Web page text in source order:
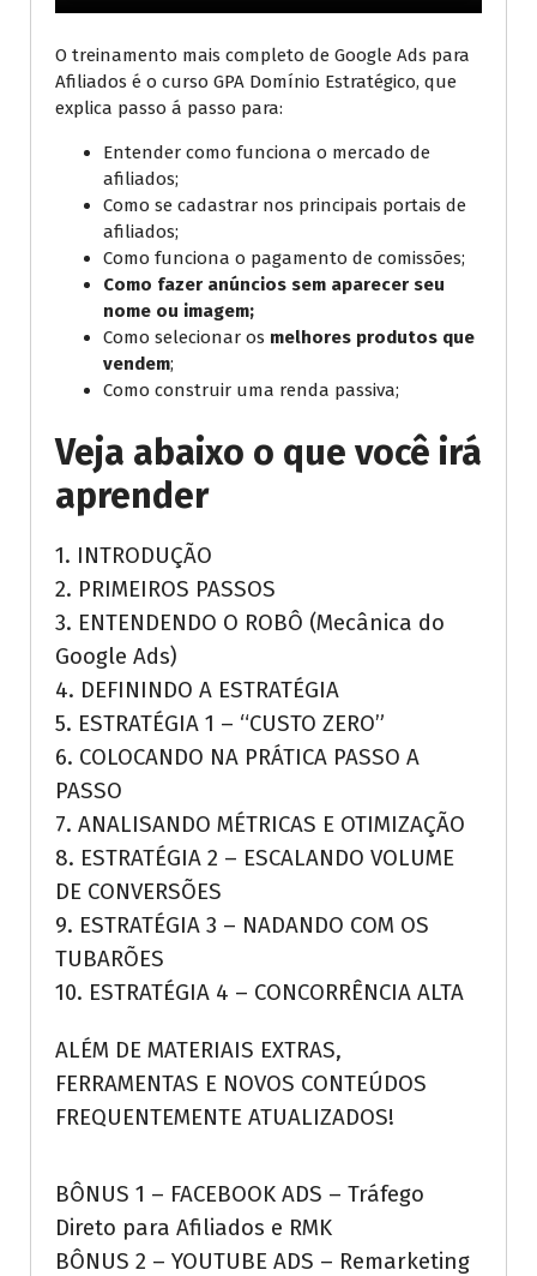
O treinamento mais completo de Google Ads para
Afiliados é o curso GPA Domínio Estratégico, que
explica passo á passo para:
Entender como funciona o mercado de
afiliados;
Como se cadastrar nos principais portais de
afiliados;
Como funciona o pagamento de comissões;
Como fazer anúncios sem aparecer seu
nome ou imagem;
Como selecionar os melhores produtos que
vendem;
Como construir uma renda passiva;
Veja abaixo o que você irá
aprender
1. INTRODUÇÃO
2. PRIMEIROS PASSOS
3. ENTENDENDO O ROBÔ (Mecânica do
Google Ads)
4. DEFININDO A ESTRATÉGIA
5. ESTRATÉGIA 1 – “CUSTO ZERO”
6. COLOCANDO NA PRÁTICA PASSO A
PASSO
7. ANALISANDO MÉTRICAS E OTIMIZAÇÃO
8. ESTRATÉGIA 2 – ESCALANDO VOLUME
DE CONVERSÕES
9. ESTRATÉGIA 3 – NADANDO COM OS
TUBARÕES
10. ESTRATÉGIA 4 – CONCORRÊNCIA ALTA
ALÉM DE MATERIAIS EXTRAS,
FERRAMENTAS E NOVOS CONTEÚDOS
FREQUENTEMENTE ATUALIZADOS!
BÔNUS 1 – FACEBOOK ADS – Tráfego
Direto para Afiliados e RMK
BÔNUS 2 – YOUTUBE ADS – Remarketing